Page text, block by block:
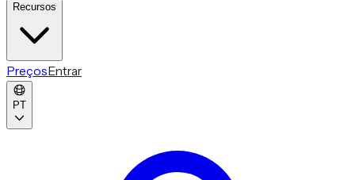
Recursos
PreçosEntrar
PT